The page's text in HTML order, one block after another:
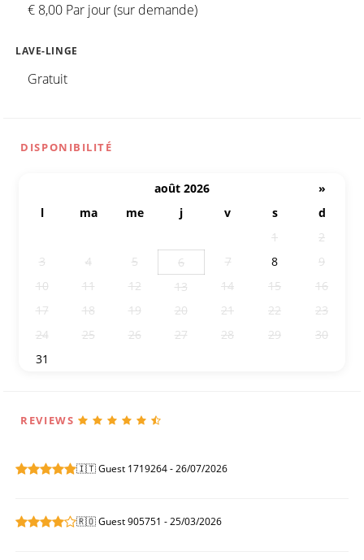
€ 8,00 Par jour (sur demande)
LAVE-LINGE
Gratuit
DISPONIBILITÉ
août 2026
»
l
ma me j v s
d
1
2
3
4 5 6 7 8
9
10
11 12 13 14 15
16
17
18 19 20 21 22
23
24
25 26 27 28 29
30
31
REVIEWS
🇮🇹 Guest 1719264 - 26/07/2026
🇷🇴 Guest 905751 - 25/03/2026